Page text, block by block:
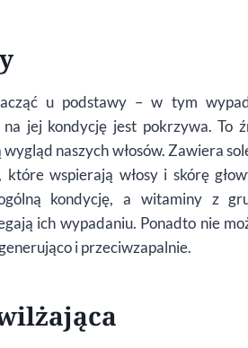
u podstawy – w tym
jej kondycję jest pokrzywa. To
naszych włosów. Zawiera
wspierają włosy i skórę
kondycję, a witaminy z
ich wypadaniu. Ponadto nie
i przeciwzapalnie.